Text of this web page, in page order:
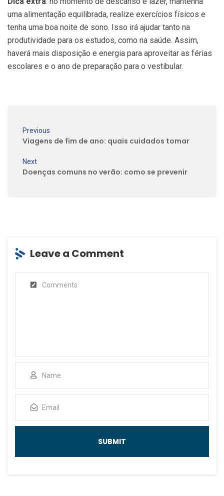
uma alimentação equilibrada, realize exercícios físicos e
tenha uma boa noite de sono. Isso irá ajudar tanto na
produtividade para os estudos, como na saúde. Assim,
haverá mais disposição e energia para aproveitar as férias
escolares e o ano de preparação para o vestibular.
Previous
Viagens de fim de ano: quais cuidados tomar
Next
Doenças comuns no verão: como se prevenir
Leave a Comment